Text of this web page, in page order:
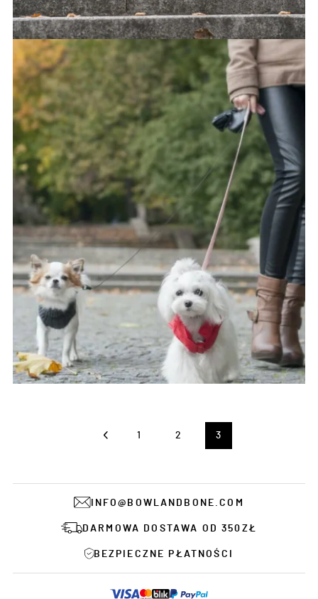
1 2 3
INFO@BOWLANDBONE.COM
DARMOWA DOSTAWA OD 350ZŁ
BEZPIECZNE PŁATNOŚCI